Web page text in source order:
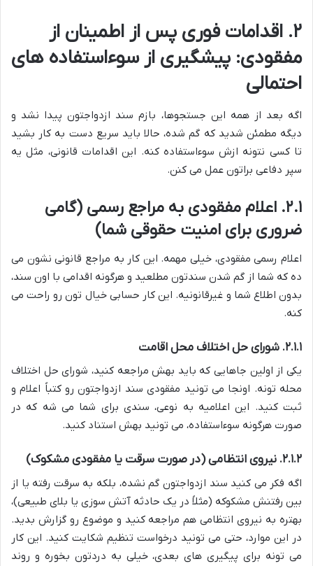
۲. اقدامات فوری پس از اطمینان از
مفقودی: پیشگیری از سوءاستفاده های
احتمالی
اگه بعد از همه این جستجوها، بازم سند ازدواجتون پیدا نشد و
دیگه مطمئن شدید که گم شده، حالا باید سریع دست به کار بشید
تا کسی نتونه ازش سوءاستفاده کنه. این اقدامات قانونی، مثل یه
سپر دفاعی براتون عمل می کنن.
۲.۱. اعلام مفقودی به مراجع رسمی (گامی
ضروری برای امنیت حقوقی شما)
اعلام رسمی مفقودی، خیلی مهمه. این کار به مراجع قانونی نشون می
ده که شما از گم شدن سندتون مطلعید و هرگونه اقدامی با اون سند،
بدون اطلاع شما و غیرقانونیه. این کار حسابی خیال تون رو راحت می
کنه.
۲.۱.۱. شورای حل اختلاف محل اقامت
یکی از اولین جاهایی که باید بهش مراجعه کنید، شورای حل اختلاف
محله تونه. اونجا می تونید مفقودی سند ازدواجتون رو کتباً اعلام و
ثبت کنید. این اعلامیه به نوعی، سندی برای شما می شه که در
صورت هرگونه سوءاستفاده، می تونید بهش استناد کنید.
۲.۱.۲. نیروی انتظامی (در صورت سرقت یا مفقودی مشکوک)
اگه فکر می کنید سند ازدواجتون گم نشده، بلکه به سرقت رفته یا از
بین رفتنش مشکوکه (مثلاً در یک حادثه آتش سوزی یا بلای طبیعی)،
بهتره به نیروی انتظامی هم مراجعه کنید و موضوع رو گزارش بدید.
در این موارد، حتی می تونید درخواست تنظیم شکایت کنید. این کار
می تونه برای پیگیری های بعدی، خیلی به دردتون بخوره و روند